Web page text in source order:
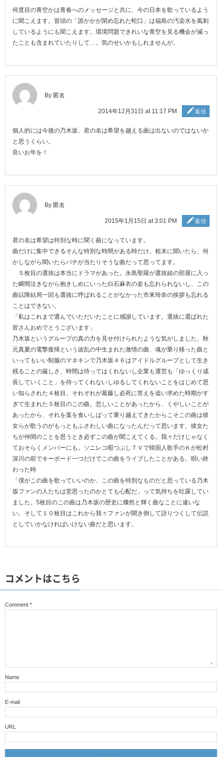
何度目の青空かは青春へのメッセージと共に、今の日本を歌っているよう
に聞こえます。冒頭の「誰かかが閉め忘れた蛇口」は福島の汚染水を風刺
しているようにも聞こえます。環境問題できれいな青空を見る機会が減っ
たことも含まれていたりして…。気のせいかもしれませんが。
By 匿名
2014年12月31日 at 11:17 PM 返信
個人的には今後の乃木坂、君の名は希望を越える曲は出ないのではないか
と思うくらい。
良いお年を！
By 匿名
2015年1月15日 at 3:01 PM 返信
君の名は希望は特別な時に聞く曲になっています。
曲だけに集中できるそんな特別な時間がある時だけ。粗末に聞いたら、何
かしながら聞いたらバチが当たりそうな曲だって思ってます。
５枚目の選抜は本当にドラマがあった。永島聖羅が選抜組の部屋に入っ
た瞬間泣きながら抱きしめにいった白石麻衣の姿も忘れられないし、この
曲以降結局一回も選抜に呼ばれることがなかった市來玲奈の挨拶も忘れる
ことはできない。
「私はこれまで選んでいただいたことに感謝しています。選抜に選ばれた
皆さんおめでとうございます」
乃木坂というグループの真の力を見せ付けられたような気がしました。秋
元真夏の電撃復帰という波乱の中生まれた激情の曲、魂が乗り移った曲と
いってもいい制服のマネキンで乃木坂４６はアイドルグループとして生き
残ることの厳しさ、時間は待ってはくれないし企業も運営も「ゆっくり成
長していくこと」を待ってくれないしゆるしてくれないことをはじめて思
い知らされた４枚目。それぞれが葛藤し必死に答えを追い求めた時期がす
ぎて生まれた５枚目のこの曲。悲しいことがあったから、くやしいことが
あったから、それを葉を食いしばって乗り越えてきたからこそこの曲は彼
女らが歌うのがもっともふさわしい曲になったんだって思います。彼女た
ちが仲間のことを思うとき必ずこの曲が聞こえてくる。我々だけじゃなく
ておそらくメンバーにも。ソニレコ暇つぶしＴＶで韓国人歌手のＫが松村
深川の前でキーボード一つだけでこの曲をライブしたことがある。唄い終
わった時
「僕がこの曲を歌っていいのか、この曲を特別なものだと思っている乃木
坂ファンの人たちは堂思ったのかとても心配だ」って気持ちを吐露してい
ました。5枚目のこの曲は乃木坂の歴史に燦然と輝く曲なことに違いな
い。そして１０枚目はこれから我々ファンが聞き倒して語りつくして伝説
としていかなければいけない曲だと思います。
コメントはこちら
Comment *
Name
E-mail
URL